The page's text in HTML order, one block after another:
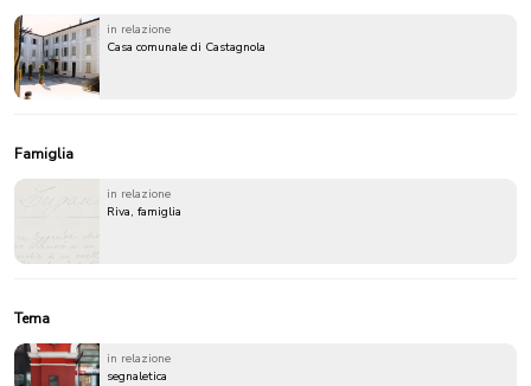
in relazione
Casa comunale di Castagnola
Famiglia
in relazione
Riva, famiglia
Tema
in relazione
segnaletica